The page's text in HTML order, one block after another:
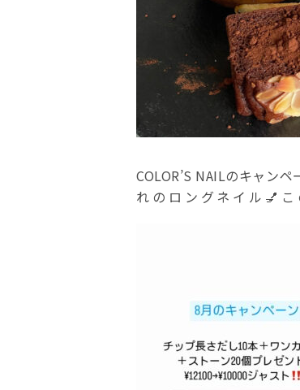
COLOR’S NAILのキャン
れのロングネイル💅